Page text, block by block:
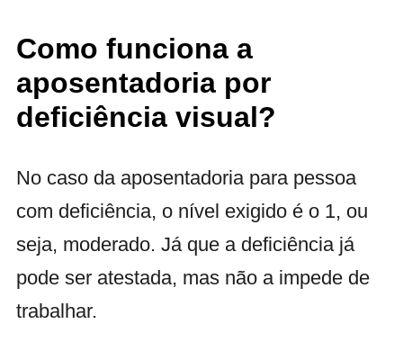
Como funciona a
aposentadoria por
deficiência visual?
No caso da aposentadoria para pessoa
com deficiência, o nível exigido é o 1, ou
seja, moderado. Já que a deficiência já
pode ser atestada, mas não a impede de
trabalhar.